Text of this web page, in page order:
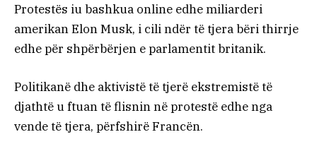
Protestës iu bashkua online edhe miliarderi
amerikan Elon Musk, i cili ndër të tjera bëri thirrje
edhe për shpërbërjen e parlamentit britanik.
Politikanë dhe aktivistë të tjerë ekstremistë të
djathtë u ftuan të flisnin në protestë edhe nga
vende të tjera, përfshirë Francën.